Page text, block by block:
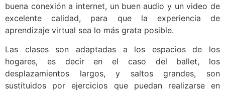
buena conexión a internet, un buen audio y un video de
excelente calidad, para que la experiencia de
aprendizaje virtual sea lo más grata posible.
Las clases son adaptadas a los espacios de los
hogares, es decir en el caso del ballet, los
desplazamientos largos, y saltos grandes, son
sustituidos por ejercicios que puedan realizarse en